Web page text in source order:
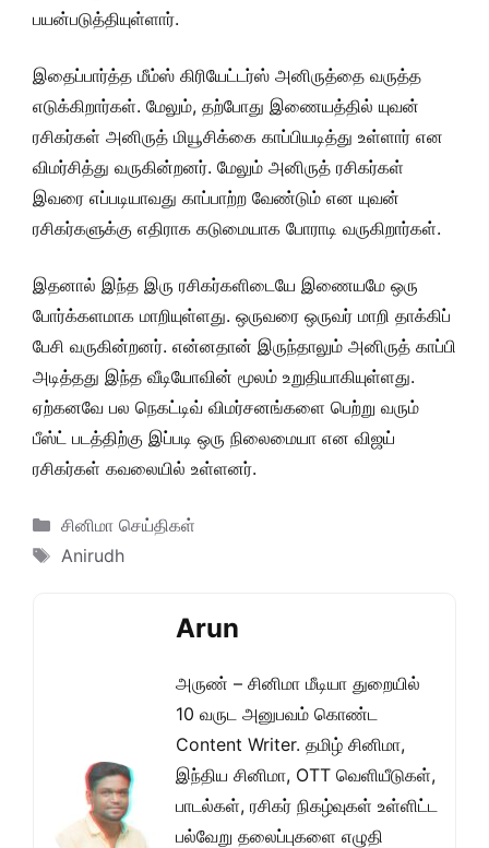
பயன்படுத்தியுள்ளார்.
இதைப்பார்த்த மீம்ஸ் கிரியேட்டர்ஸ் அனிருத்தை வருத்த
எடுக்கிறார்கள். மேலும், தற்போது இணையத்தில் யுவன்
ரசிகர்கள் அனிருத் மியூசிக்கை காப்பியடித்து உள்ளார் என
விமர்சித்து வருகின்றனர். மேலும் அனிருத் ரசிகர்கள்
இவரை எப்படியாவது காப்பாற்ற வேண்டும் என யுவன்
ரசிகர்களுக்கு எதிராக கடுமையாக போராடி வருகிறார்கள்.
இதனால் இந்த இரு ரசிகர்களிடையே இணையமே ஒரு
போர்க்களமாக மாறியுள்ளது. ஒருவரை ஒருவர் மாறி தாக்கிப்
பேசி வருகின்றனர். என்னதான் இருந்தாலும் அனிருத் காப்பி
அடித்தது இந்த வீடியோவின் மூலம் உறுதியாகியுள்ளது.
ஏற்கனவே பல நெகட்டிவ் விமர்சனங்களை பெற்று வரும்
பீஸ்ட் படத்திற்கு இப்படி ஒரு நிலைமையா என விஜய்
ரசிகர்கள் கவலையில் உள்ளனர்.
Categories
சினிமா செய்திகள்
Tags
Anirudh
Arun
அருண் – சினிமா மீடியா துறையில்
10 வருட அனுபவம் கொண்ட
Content Writer. தமிழ் சினிமா,
இந்திய சினிமா, OTT வெளியீடுகள்,
பாடல்கள், ரசிகர் நிகழ்வுகள் உள்ளிட்ட
பல்வேறு தலைப்புகளை எழுதி